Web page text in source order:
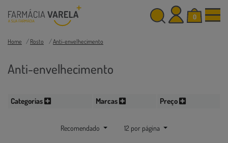
0
Home Rosto Anti-envelhecimento
Anti-envelhecimento
Categorias Marcas Preço
Recomendado 12 por página